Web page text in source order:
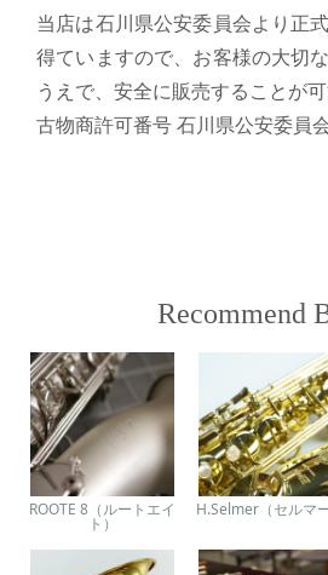
当店は石川県公安委員会より正
得ていますので、お客様の大切
うえで、安全に販売することが可
古物商許可番号 石川県公安委員
Recommend
ROOTE 8（ルートエイ
ト）
H.Selmer（セルマー